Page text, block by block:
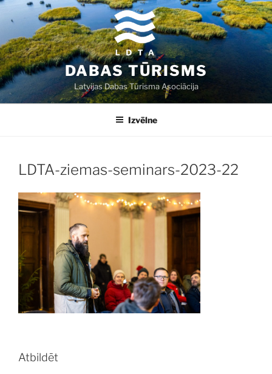
Doties
saturu
DABAS TŪRISMS
Latvijas Dabas Tūrisma Asociācija
Izvēlne
LDTA-ziemas-seminars-2023-22
Atbildēt